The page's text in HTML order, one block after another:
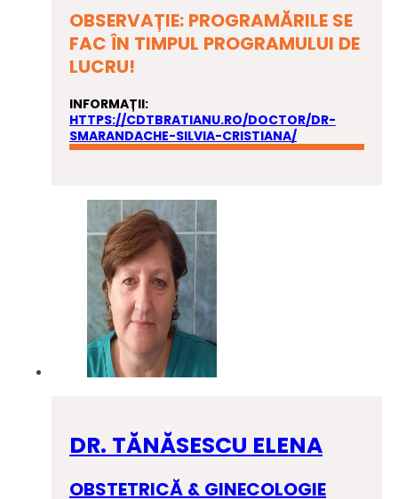
OBSERVAȚIE: PROGRAMĂRILE SE
FAC ÎN TIMPUL PROGRAMULUI DE
LUCRU!
INFORMAȚII:
HTTPS://CDTBRATIANU.RO/DOCTOR/DR-
SMARANDACHE-SILVIA-CRISTIANA/
DR. TĂNĂSESCU ELENA
OBSTETRICĂ & GINECOLOGIE